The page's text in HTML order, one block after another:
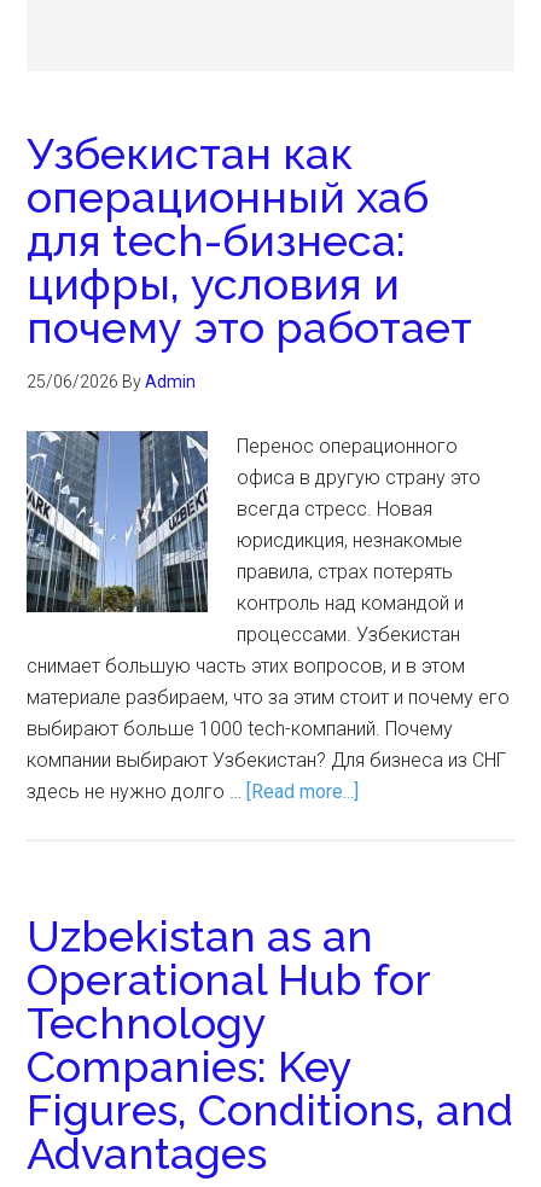
Узбекистан как
операционный хаб
для tech-бизнеса:
цифры, условия и
почему это работает
25/06/2026 ByAdmin
Перенос операционного
офиса в другую страну это
всегда стресс. Новая
юрисдикция, незнакомые
правила, страх потерять
контроль над командой и
процессами. Узбекистан
снимает большую часть этих вопросов, и в этом
материале разбираем, что за этим стоит и почему его
выбирают больше 1000 tech-компаний. Почему
компании выбирают Узбекистан? Для бизнеса из СНГ
здесь не нужно долго … [Read more...]
Uzbekistan as an
Operational Hub for
Technology
Companies: Key
Figures, Conditions, and
Advantages